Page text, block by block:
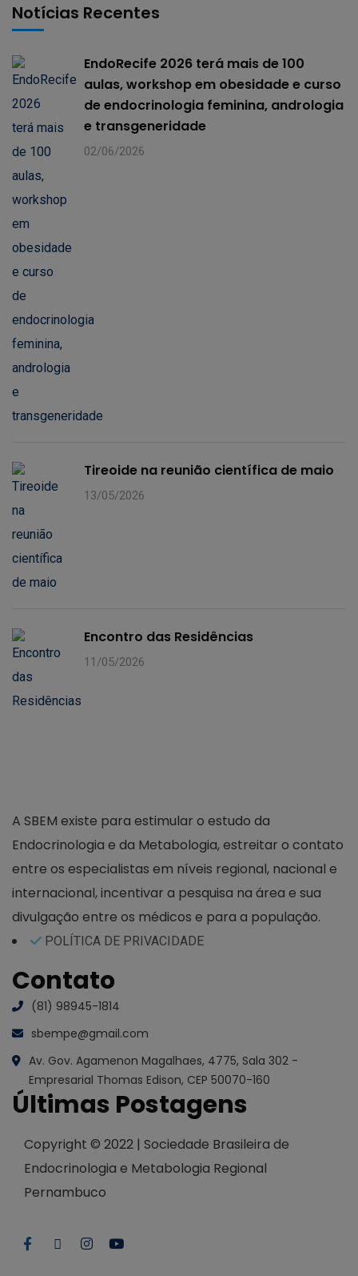
Notícias Recentes
EndoRecife 2026 terá mais de 100
aulas, workshop em obesidade e curso
de endocrinologia feminina, andrologia
e transgeneridade
02/06/2026
Tireoide na reunião científica de maio
13/05/2026
Encontro das Residências
11/05/2026
A SBEM existe para estimular o estudo da
Endocrinologia e da Metabologia, estreitar o contato
entre os especialistas em níveis regional, nacional e
internacional, incentivar a pesquisa na área e sua
divulgação entre os médicos e para a população.
POLÍTICA DE PRIVACIDADE
Contato
(81) 98945-1814
sbempe@gmail.com
Av. Gov. Agamenon Magalhaes, 4775, Sala 302 -
Empresarial Thomas Edison, CEP 50070-160
Últimas Postagens
Copyright © 2022 | Sociedade Brasileira de
Endocrinologia e Metabologia Regional
Pernambuco